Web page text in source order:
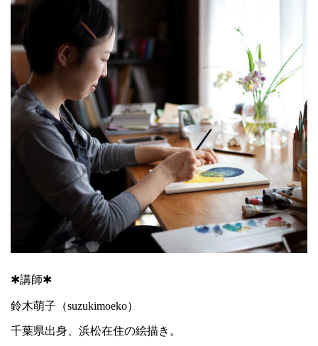
✱講師✱
鈴木萌子（suzukimoeko）
千葉県出身、浜松在住の絵描き。